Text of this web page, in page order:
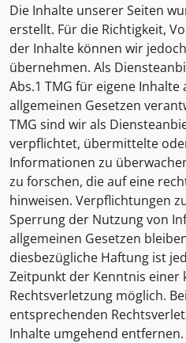
Die Inhalte unserer Seiten
erstellt. Für die Richtigkeit,
der Inhalte können wir
übernehmen. Als
Abs.1 TMG für eigene
allgemeinen Gesetzen
TMG sind wir als
verpflichtet, übermittelte
Informationen zu
zu forschen, die auf eine
hinweisen. Verpflichtungen
Sperrung der Nutzung von
allgemeinen Gesetzen
diesbezügliche Haftung ist
Zeitpunkt der Kenntnis einer
Rechtsverletzung möglich.
entsprechenden
Inhalte umgehend entfernen.